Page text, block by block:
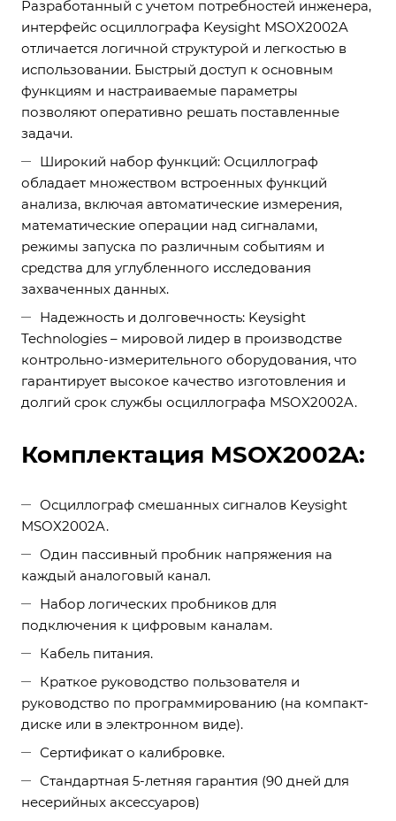
Разработанный с учетом потребностей инженера,
интерфейс осциллографа Keysight MSOX2002A
отличается логичной структурой и легкостью в
использовании. Быстрый доступ к основным
функциям и настраиваемые параметры
позволяют оперативно решать поставленные
задачи.
Широкий набор функций: Осциллограф
обладает множеством встроенных функций
анализа, включая автоматические измерения,
математические операции над сигналами,
режимы запуска по различным событиям и
средства для углубленного исследования
захваченных данных.
Надежность и долговечность: Keysight
Technologies – мировой лидер в производстве
контрольно-измерительного оборудования, что
гарантирует высокое качество изготовления и
долгий срок службы осциллографа MSOX2002A.
Комплектация MSOX2002A:
Осциллограф смешанных сигналов Keysight
MSOX2002A.
Один пассивный пробник напряжения на
каждый аналоговый канал.
Набор логических пробников для
подключения к цифровым каналам.
Кабель питания.
Краткое руководство пользователя и
руководство по программированию (на компакт-
диске или в электронном виде).
Сертификат о калибровке.
Стандартная 5-летняя гарантия (90 дней для
несерийных аксессуаров)